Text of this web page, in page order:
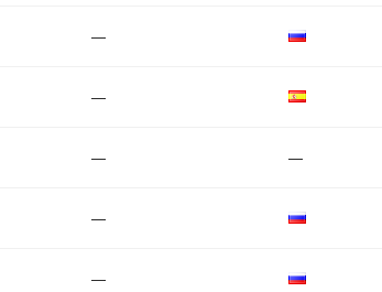
—
—
— —
—
—